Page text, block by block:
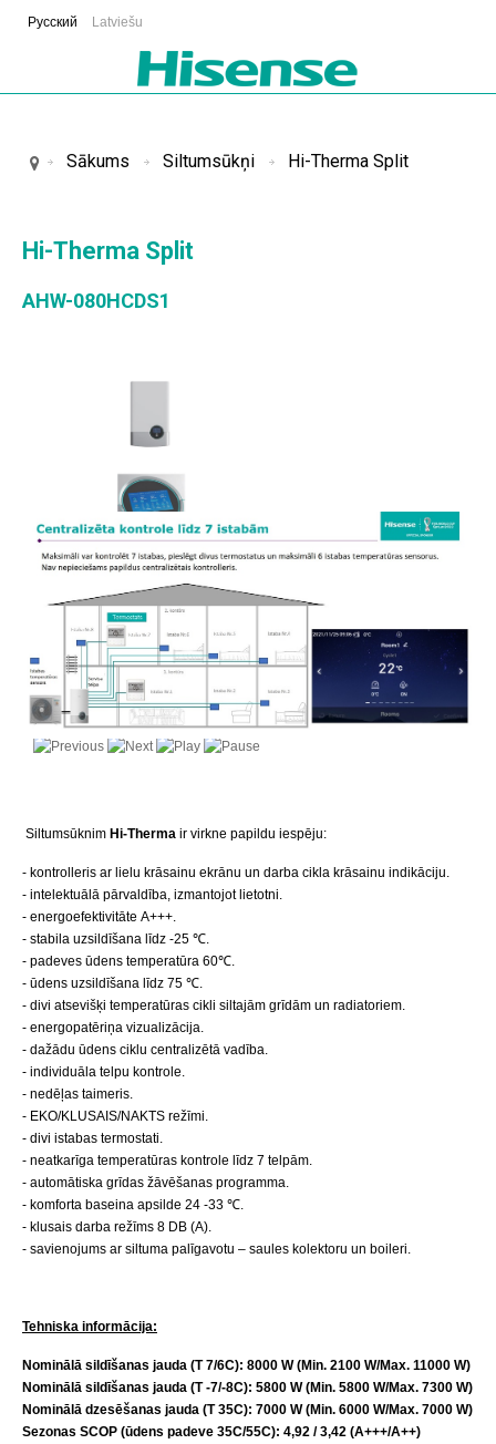
Русский Latviešu
Sākums Siltumsūkņi Hi-Therma Split
Hi-Therma Split
AHW-080HCDS1
Siltumsūknim Hi-Therma ir virkne papildu iespēju:
- kontrolleris ar lielu krāsainu ekrānu un darba cikla krāsainu indikāciju.
- intelektuālā pārvaldība, izmantojot lietotni.
- energoefektivitāte A+++.
- stabila uzsildīšana līdz -25 ℃.
- padeves ūdens temperatūra 60℃.
- ūdens uzsildīšana līdz 75 ℃.
- divi atsevišķi temperatūras cikli siltajām grīdām un radiatoriem.
- energopatēriņa vizualizācija.
- dažādu ūdens ciklu centralizētā vadība.
- individuāla telpu kontrole.
- nedēļas taimeris.
- EKO/KLUSAIS/NAKTS režīmi.
- divi istabas termostati.
- neatkarīga temperatūras kontrole līdz 7 telpām.
- automātiska grīdas žāvēšanas programma.
- komforta baseina apsilde 24 -33 ℃.
- klusais darba režīms 8 DB (A).
- savienojums ar siltuma palīgavotu – saules kolektoru un boileri.
Tehniska informācija:
Nominālā sildīšanas jauda (T 7/6C): 8000 W (Min. 2100 W/Max. 11000 W)
Nominālā sildīšanas jauda (T -7/-8C): 5800 W(Min. 5800 W/Max. 7300 W)
Nominālā dzesēšanas jauda (T 35C): 7000 W (Min. 6000 W/Max. 7000 W)
Sezonas SCOP (ūdens padeve 35C/55C): 4,92 / 3,42 (A+++/A++)